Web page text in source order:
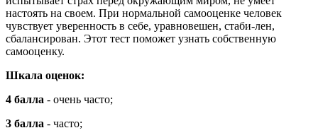
настоять на своем. При нормальной самооценке человек
чувствует уверенность в себе, уравновешен, стаби-лен,
сбалансирован. Этот тест поможет узнать собственную
самооценку.
Шкала оценок:
4 балла - очень часто;
3 балла - часто;